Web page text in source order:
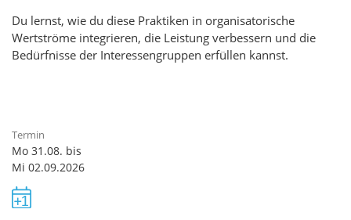
Du lernst, wie du diese Praktiken in organisatorische
Wertströme integrieren, die Leistung verbessern und die
Bedürfnisse der Interessengruppen erfüllen kannst.
Mo 31.08. bis
Mi 02.09.2026